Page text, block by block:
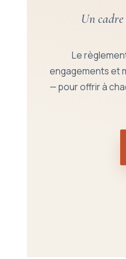
Un
Le
engagements et
— pour offrir à